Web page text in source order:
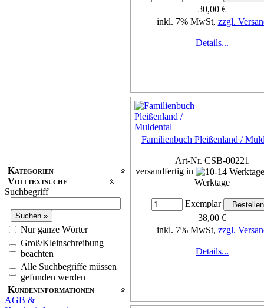
Kategorien
Volltextsuche
Suchbegriff
Nur ganze Wörter
Groß/Kleinschreibung
beachten
Alle Suchbegriffe müssen
gefunden werden
Kundeninformationen
AGB &
30,00 €
inkl. 7% MwSt, zzgl.
Details...
Familienbuch Pleißenland /
Art-Nr. CSB-00221
versandfertig in
Werktage
Exemplar
38,00 €
inkl. 7% MwSt, zzgl.
Details...